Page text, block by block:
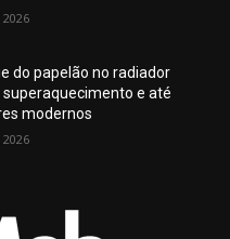
do papelão no radiador
superaquecimento e até
modernos